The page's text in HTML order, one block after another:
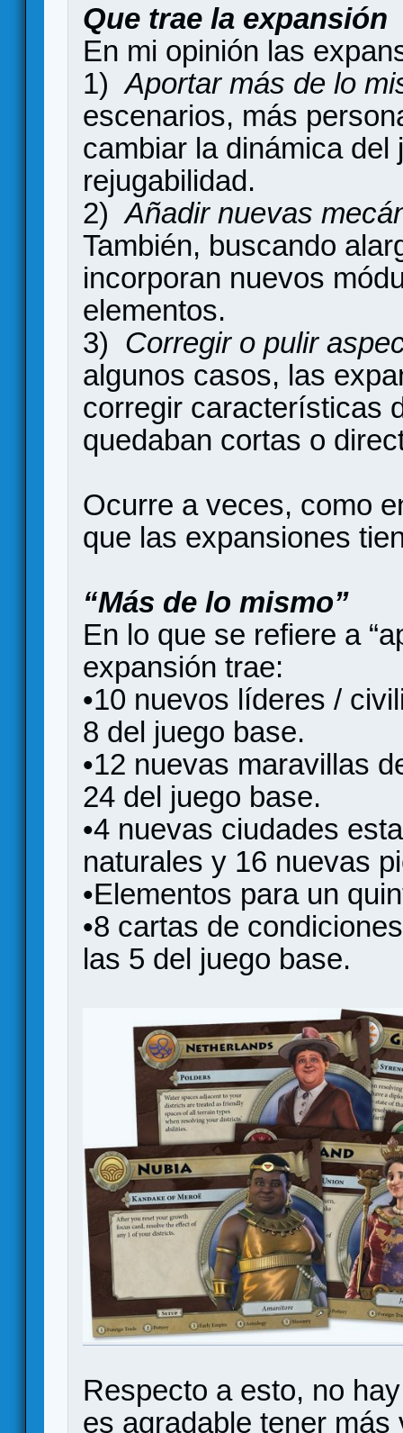
Que trae la expansión
En mi opinión las
1)Aportar más de lo
escenarios, más
cambiar la dinámica
rejugabilidad.
2)Añadir nuevas
También, buscando
incorporan nuevos
elementos.
3) Corregir o pulir
algunos casos, las
corregir características
quedaban cortas o
Ocurre a veces, como
que las expansiones
“Más de lo mismo”
En lo que se refiere a
expansión trae:
•10 nuevos líderes /
8 del juego base.
•12 nuevas maravillas
24 del juego base.
•4 nuevas ciudades
naturales y 16 nuevas
•Elementos para un
•8 cartas de
las 5 del juego base.
Respecto a esto, no
es agradable tener